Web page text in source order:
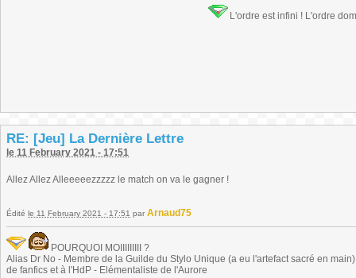
L'ordre est infini ! L'ordre
RE: [Jeu] La Dernière Lettre
le 11 February 2021 - 17:51
Allez Allez Alleeeeezzzzz le match on va le gagner !
Édité le 11 February 2021 - 17:51 par Arnaud75
POURQUOI MOIIIIIIIII ?
Alias Dr No - Membre de la Guilde du Stylo Unique (a eu l'artefact sacré en
de fanfics et à l'HdP - Elémentaliste de l'Aurore